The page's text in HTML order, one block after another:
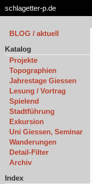
schlagetter-p.de
BLOG / aktuell
Katalog
Projekte
Topographien
Jahrestage Giessen
Lesung / Vortrag
Spielend
Stadtführung
Exkursion
Uni Giessen, Seminar
Wanderungen
Detail-Filter
Archiv
Index